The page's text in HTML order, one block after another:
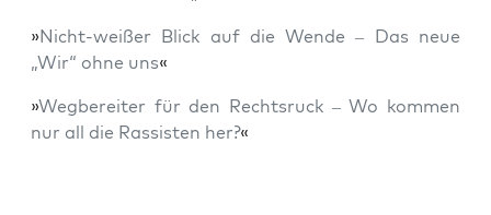
»Nicht-wei­ßer Blick auf die Wen­de – Das neue
„Wir“ ohne uns«
»Weg­be­rei­ter für den Rechts­ruck – Wo kom­men
nur all die Ras­sis­ten her?«